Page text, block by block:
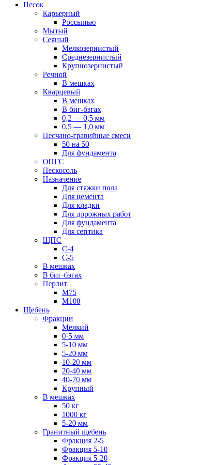
Песок
Карьерный
Россыпью
Мытый
Сеяный
Мелкозернистый
Среднезернистый
Крупнозернистый
Речной
В мешках
Кварцевый
В мешках
В биг-бэгах
0,2 — 0,5 мм
0,5 — 1,0 мм
Песчано-гравийные смеси
50 на 50
Для фундамента
ОПГС
Пескосоль
Назначение
Для стяжки пола
Для цемента
Для кладки
Для дорожных работ
Для фундамента
Для септика
ЩПС
С-4
С-5
В мешках
В биг-бэгах
Перлит
М75
М100
Щебень
Фракции
Мелкий
0-5 мм
5-10 мм
5-20 мм
10-20 мм
20-40 мм
40-70 мм
Крупный
В мешках
50 кг
1000 кг
5-20 мм
Гранитный щебень
Фракция 2-5
Фракция 5-10
Фракция 5-20